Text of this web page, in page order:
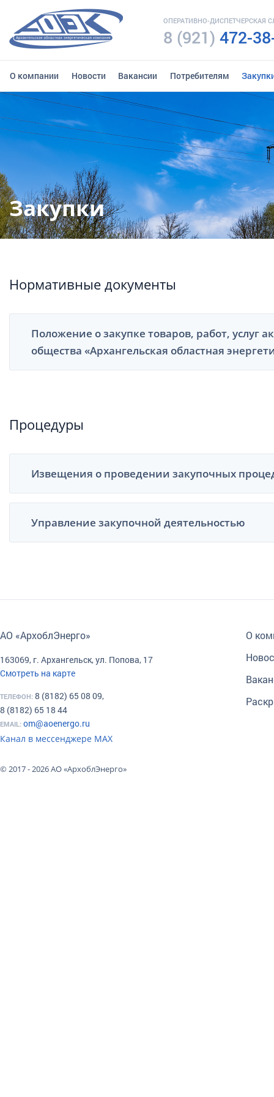
ОПЕРАТИВНО-ДИСПЕТЧЕРСКАЯ
8 (921) 472-
О компании Новости Вакансии Потребителям
Закупки
Нормативные документы
Положение о закупке товаров, работ, услуг
общества «Архангельская областная
Процедуры
Извещения о проведении закупочных
Управление закупочной деятельностью
АО «АрхоблЭнерго»
163069, г. Архангельск, ул. Попова, 17
Смотреть на карте
ТЕЛЕФОН: 8 (8182) 65 08 09,
8 (8182) 65 18 44
EMAIL: om@aoenergo.ru
О
© 2017 - 2026 АО «АрхоблЭнерго»
Канал в мессенджере МАХ